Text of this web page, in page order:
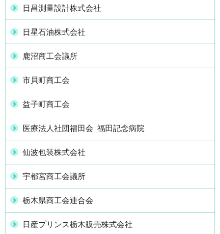
日昌測量設計株式会社
日星石油株式会社
鹿沼商工会議所
市貝町商工会
益子町商工会
医療法人社団福田会 福田記念病院
仙波包装株式会社
宇都宮商工会議所
栃木県商工会連合会
日産プリンス栃木販売株式会社